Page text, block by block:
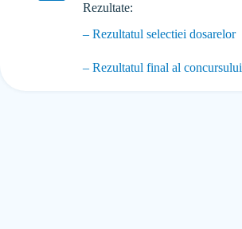
Rezultate:
– Rezultatul selectiei dosarelor
– Rezultatul final al concursului